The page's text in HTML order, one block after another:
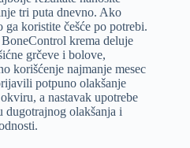
tri puta dnevno. Ako
ga koristite češće po potrebi.
BoneControl krema deluje
grčeve i bolove,
korišćenje najmanje mesec
potpuno olakšanje
a nastavak upotrebe
dugotrajnog olakšanja i